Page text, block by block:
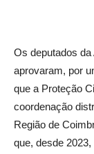
Os deputados
aprovaram, por
que a Proteção
coordenação
Região de
que, desde